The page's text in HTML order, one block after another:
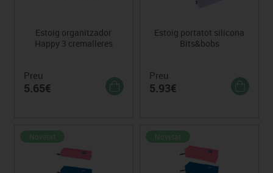
Estoig organitzador
Happy 3 cremalleres
Preu
5.65€
Estoig portatot silicona
Bits&bobs
Preu
5.93€
Novetat Novetat